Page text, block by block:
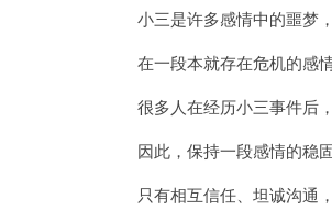
小三是许多感情中的噩梦，
在一段本就存在危机的感情
很多人在经历小三事件后
因此，保持一段感情的稳
只有相互信任、坦诚沟通，